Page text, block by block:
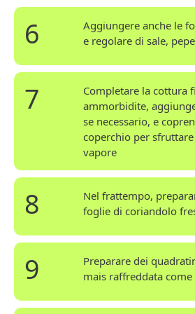
6
Aggiungere anche le
e regolare di sale,
7
Completare la cottura
ammorbidite,
se necessario, e
coperchio per
vapore
8
Nel frattempo,
foglie di coriandolo
9
Preparare dei
mais raffreddata come